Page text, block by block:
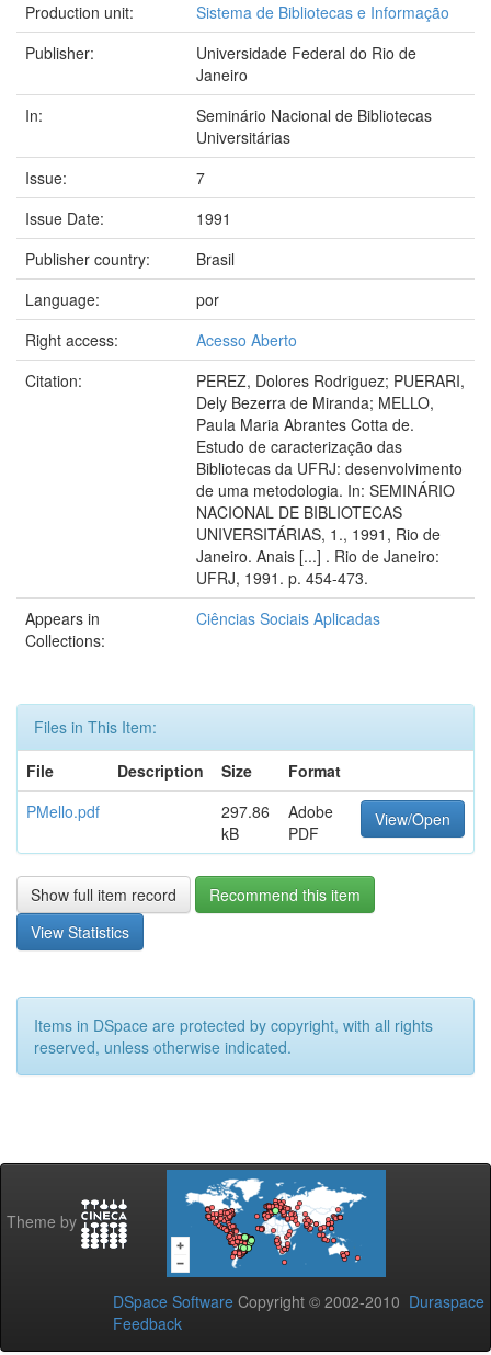
Production unit:
Sistema de Bibliotecas e Informação
Publisher:
Universidade Federal do Rio de
Janeiro
In:
Seminário Nacional de Bibliotecas
Universitárias
Issue:
7
Issue Date:
1991
Publisher country:
Brasil
Language:
por
Right access:
Acesso Aberto
Citation:
PEREZ, Dolores Rodriguez; PUERARI,
Dely Bezerra de Miranda; MELLO,
Paula Maria Abrantes Cotta de.
Estudo de caracterização das
Bibliotecas da UFRJ: desenvolvimento
de uma metodologia. In: SEMINÁRIO
NACIONAL DE BIBLIOTECAS
UNIVERSITÁRIAS, 1., 1991, Rio de
Janeiro. Anais [...] . Rio de Janeiro:
UFRJ, 1991. p. 454-473.
Appears in
Collections:
Ciências Sociais Aplicadas
Files in This Item:
File
Description Size
Format
PMello.pdf
297.86
kB
Adobe
PDF
View/Open
Show full item record
Recommend this item
View Statistics
Items in DSpace are protected by copyright, with all rights
reserved, unless otherwise indicated.
Theme by
DSpace Software Copyright © 2002-2010 Duraspace
Feedback